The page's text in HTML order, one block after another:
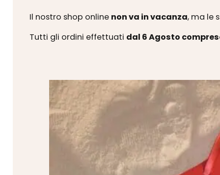
Il nostro shop online non va in vacanza, ma le
Tutti gli ordini effettuati dal 6 Agosto